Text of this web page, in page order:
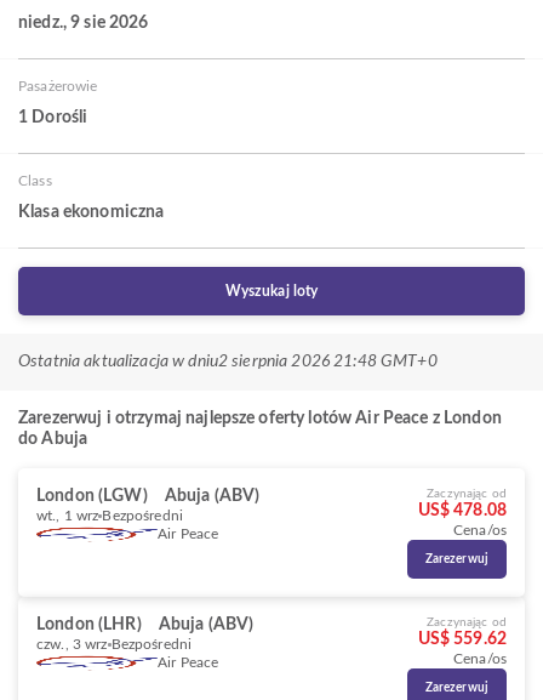
niedz., 9 sie 2026
Pasażerowie
1 Dorośli
Class
Klasa ekonomiczna
Wyszukaj loty
Ostatnia aktualizacja w dniu2 sierpnia 2026 21:48 GMT+0
Zarezerwuj i otrzymaj najlepsze oferty lotów Air Peace z London
do Abuja
London (LGW) Abuja (ABV)
wt., 1 wrz Bezpośredni
Air Peace
Zaczynając od
US$ 478.08
Cena/os
Zarezerwuj
London (LHR) Abuja (ABV)
czw., 3 wrz Bezpośredni
Air Peace
Zaczynając od
US$ 559.62
Cena/os
Zarezerwuj